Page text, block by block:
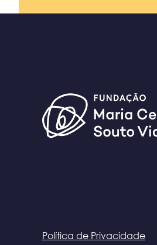
Política de Privacidade